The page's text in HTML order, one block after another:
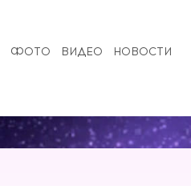
ФОТО ВИДЕО
НОВОСТИ